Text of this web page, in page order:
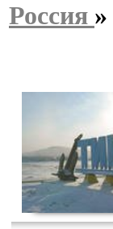
Россия »